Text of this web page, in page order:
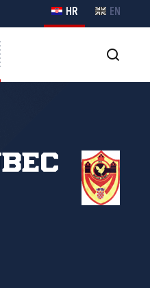
HR EN